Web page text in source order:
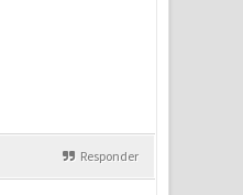
Responder